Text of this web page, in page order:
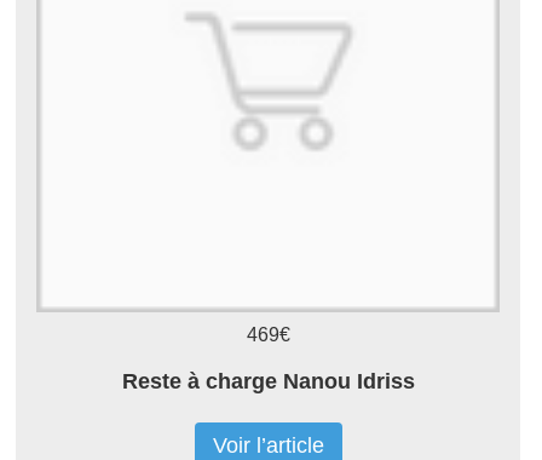
469€
Reste à charge Nanou Idriss
Voir l’article